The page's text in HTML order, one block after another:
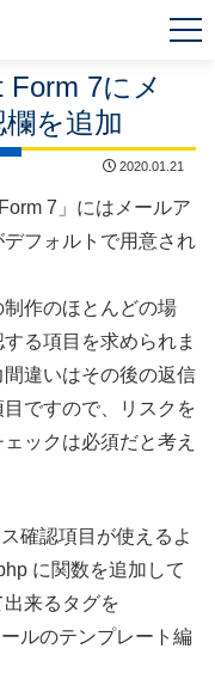
Form 7にメ
を追加
2020.01.21
7」にはメールア
フォルトで用意され
作のほとんどの場
る項目を求められま
違いはその後の返信
ですので、リスクを
ックは必須だと考え
確認項目が使えるよ
に関数を追加して
来るタグを
ルのテンプレート編